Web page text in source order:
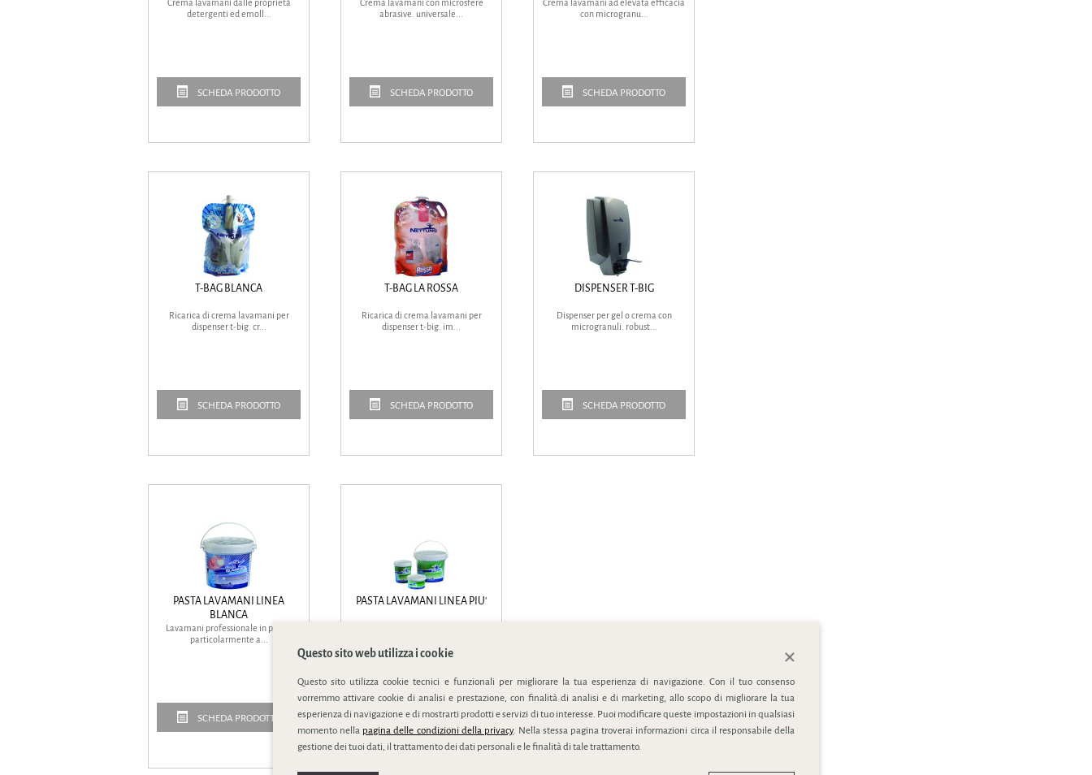
Crema lavamani dalle proprietà
detergenti ed emoll...
SCHEDA PRODOTTO
Crema lavamani con microsfere
abrasive. universale...
SCHEDA PRODOTTO
Crema lavamani ad elevata efficacia
con microgranu...
SCHEDA PRODOTTO
T-BAG BLANCA
Ricarica di crema lavamani per
dispenser t-big. cr...
SCHEDA PRODOTTO
T-BAG LA ROSSA
Ricarica di crema lavamani per
dispenser t-big. im...
SCHEDA PRODOTTO
DISPENSER T-BIG
Dispenser per gel o crema con
microgranuli. robust...
SCHEDA PRODOTTO
PASTA LAVAMANI LINEA
BLANCA
Lavamani professionale in pasta,
particolarmente a...
SCHEDA PRODOTTO
PASTA LAVAMANI LINEA PIU'
SCHEDA PRODOTTO
Questo sito web utilizza i cookie
Questo sito utilizza cookie tecnici e funzionali per migliorare la tua esperienza di navigazione. Con il tuo consenso
vorremmo attivare cookie di analisi e prestazione, con finalità di analisi e di marketing, allo scopo di migliorare la tua
esperienza di navigazione e di mostrarti prodotti e servizi di tuo interesse. Puoi modificare queste impostazioni in qualsiasi
momento nella pagina delle condizioni della privacy. Nella stessa pagina troverai informazioni circa il responsabile della
gestione dei tuoi dati, il trattamento dei dati personali e le finalità di tale trattamento.